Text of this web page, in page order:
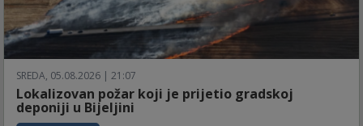
SREDA, 05.08.2026 | 21:07
Lokalizovan požar koji je prijetio gradskoj
deponiji u Bijeljini